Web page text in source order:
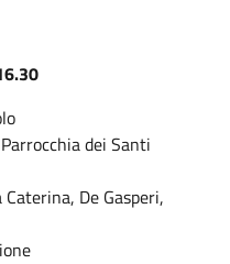
dei Santi
De Gasperi,